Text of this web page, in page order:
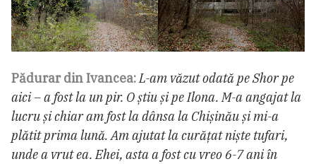
Pădurar din Ivancea:L-am văzut odată pe Shor pe
aici – a fost la un pir. O știu și pe Ilona. M-a angajat la
lucru și chiar am fost la dânsa la Chișinău și mi-a
plătit prima lună. Am ajutat la curățat niște tufari,
unde a vrut ea. Ehei, asta a fost cu vreo 6-7 ani în